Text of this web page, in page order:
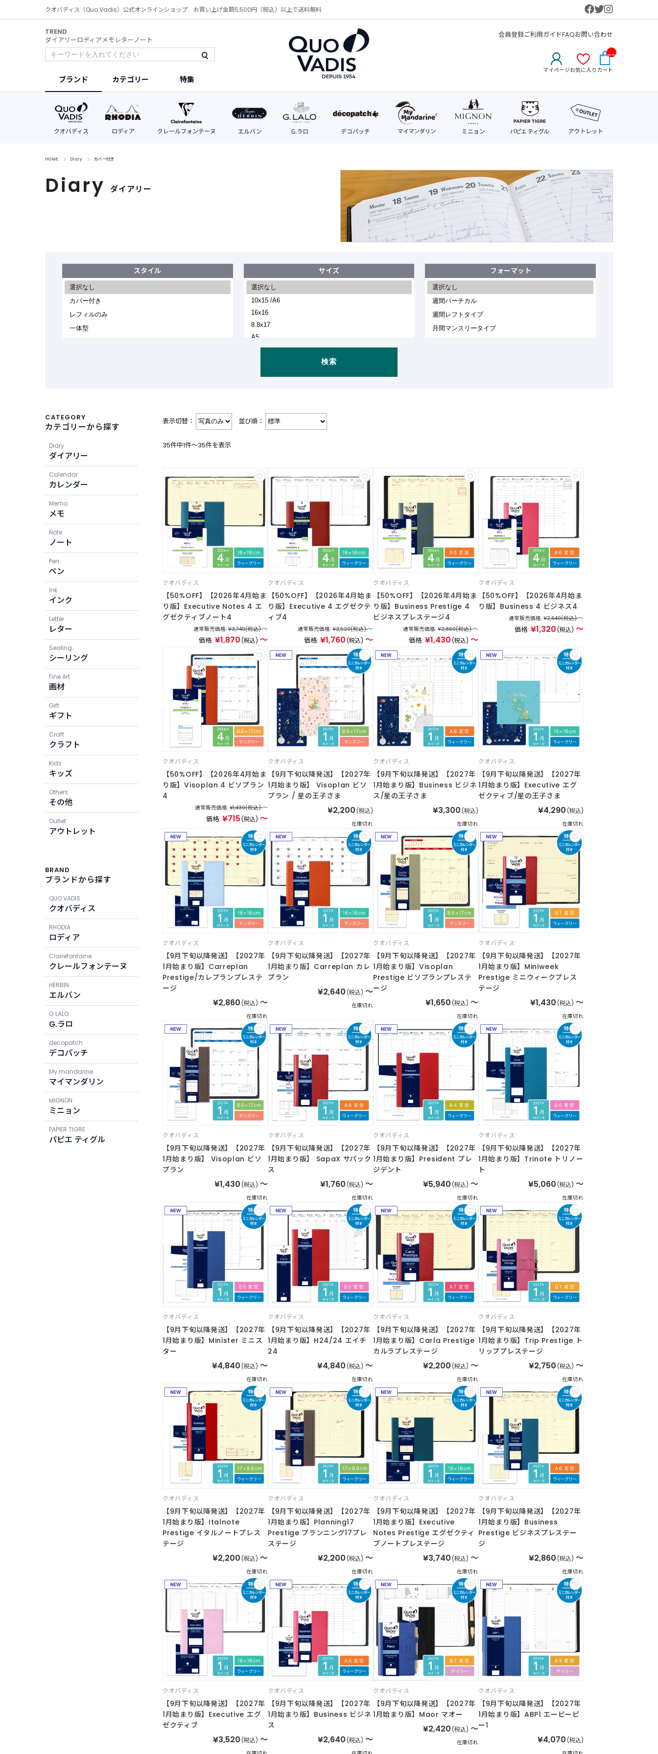
クオバディス（Quo Vadis）公式オンラインショップ お買い上げ金額5,500円（税込）以上で送料無料
TREND
ダイアリーロディアメモ レターノート
会員登録ご利用ガイドFAQお問い合わせ
マイページお気に入りカート
__
M_
T_
ブランド カテゴリー 特集
HOME Diary カバー付き
Diary ダイアリー
スタイル サイズ フォーマット
検索
表示切替： 並び順：
35件中1件〜35件を表示
クオバディス
【50%OFF】【2026年4月始ま
り版】Executive Notes 4 エ
グゼクティブノート4
通常販売価格: ¥3,740(税込) ～
価格: ¥1,870(税込) ～
クオバディス
【50%OFF】【2026年4月始ま
り版】Executive 4 エグゼクテ
ィブ4
通常販売価格: ¥3,520(税込) ～
価格: ¥1,760(税込) ～
クオバディス
【50%OFF】【2026年4月始ま
り版】Business Prestige 4
ビジネスプレステージ4
通常販売価格: ¥2,860(税込) ～
価格: ¥1,430(税込) ～
クオバディス
【50%OFF】【2026年4月始ま
り版】Business 4 ビジネス4
通常販売価格: ¥2,640(税込) ～
価格: ¥1,320(税込) ～
クオバディス
【50%OFF】【2026年4月始ま
り版】Visoplan 4 ビソプラン
4
通常販売価格: ¥1,430(税込) ～
価格: ¥715(税込) ～
クオバディス
【9月下旬以降発送】【2027年
1月始まり版】 Visoplan ビソ
プラン / 星の王子さま
¥2,200 (税込)
在庫切れ
クオバディス
【9月下旬以降発送】【2027年
1月始まり版】Business ビジネ
ス/星の王子さま
¥3,300 (税込)
在庫切れ
クオバディス
【9月下旬以降発送】【2027年
1月始まり版】Executive エグ
ゼクティブ/星の王子さま
¥4,290 (税込)
在庫切れ
クオバディス
【9月下旬以降発送】【2027年
1月始まり版】Carreplan
Prestige/カレプランプレステ
ージ
¥2,860 (税込) ～
在庫切れ
クオバディス
【9月下旬以降発送】【2027年
1月始まり版】Carreplan カレ
プラン
¥2,640 (税込) ～
在庫切れ
クオバディス
【9月下旬以降発送】【2027年
1月始まり版】Visoplan
Prestige ビソプランプレステ
ージ
¥1,650 (税込) ～
在庫切れ
クオバディス
【9月下旬以降発送】【2027年
1月始まり版】Miniweek
Prestige ミニウィークプレス
テージ
¥1,430 (税込) ～
在庫切れ
クオバディス
【9月下旬以降発送】【2027年
1月始まり版】 Visoplan ビソ
プラン
¥1,430 (税込) ～
在庫切れ
クオバディス
【9月下旬以降発送】【2027年
1月始まり版】 SapaX サパック
ス
¥1,760 (税込) ～
在庫切れ
クオバディス
【9月下旬以降発送】【2027年
1月始まり版】President プレ
ジデント
¥5,940 (税込) ～
在庫切れ
クオバディス
【9月下旬以降発送】【2027年
1月始まり版】Trinote トリノー
ト
¥5,060 (税込) ～
在庫切れ
クオバディス
【9月下旬以降発送】【2027年
1月始まり版】Minister ミニス
ター
¥4,840 (税込) ～
在庫切れ
クオバディス
【9月下旬以降発送】【2027年
1月始まり版】H24/24 エイチ
24
¥4,840 (税込) ～
在庫切れ
クオバディス
【9月下旬以降発送】【2027年
1月始まり版】Carla Prestige
カルラプレステージ
¥2,200 (税込) ～
在庫切れ
クオバディス
【9月下旬以降発送】【2027年
1月始まり版】Trip Prestige ト
リッププレステージ
¥2,750 (税込) ～
在庫切れ
クオバディス
【9月下旬以降発送】【2027年
1月始まり版】Italnote
Prestige イタルノートプレス
テージ
¥2,200 (税込) ～
在庫切れ
クオバディス
【9月下旬以降発送】【2027年
1月始まり版】Planning17
Prestige プランニング17プレ
ステージ
¥2,200 (税込) ～
在庫切れ
クオバディス
【9月下旬以降発送】【2027年
1月始まり版】Executive
Notes Prestige エグゼクティ
ブノートプレステージ
¥3,740 (税込) ～
在庫切れ
クオバディス
【9月下旬以降発送】【2027年
1月始まり版】Business
Prestige ビジネスプレステー
ジ
¥2,860 (税込) ～
在庫切れ
クオバディス
【9月下旬以降発送】【2027年
1月始まり版】Executive エグ
ゼクティブ
¥3,520 (税込) ～
クオバディス
【9月下旬以降発送】【2027年
1月始まり版】Business ビジネ
ス
¥2,640 (税込) ～
クオバディス
【9月下旬以降発送】【2027年
1月始まり版】Maor マオー
¥2,420 (税込) ～
在庫切れ
クオバディス
【9月下旬以降発送】【2027年
1月始まり版】ABP1 エービーピ
ー1
¥4,070 (税込)
CATEGORY
カテゴリーから探す
Diary
ダイアリー
Calendar
カレンダー
Memo
メモ
Note
ノート
Pen
ペン
Ink
インク
Letter
レター
Sealing
シーリング
Fine Art
画材
Gift
ギフト
Craft
クラフト
Kids
キッズ
Others
その他
Outlet
アウトレット
BRAND
ブランドから探す
QUO VADIS
クオバディス
RHODIA
ロディア
Clairefontaine
クレールフォンテーヌ
HERBIN
エルバン
G.LALO
G.ラロ
decopatch
デコパッチ
My mandarine
マイマンダリン
MIGNON
ミニョン
PAPIER TIGRE
パピエ ティグル